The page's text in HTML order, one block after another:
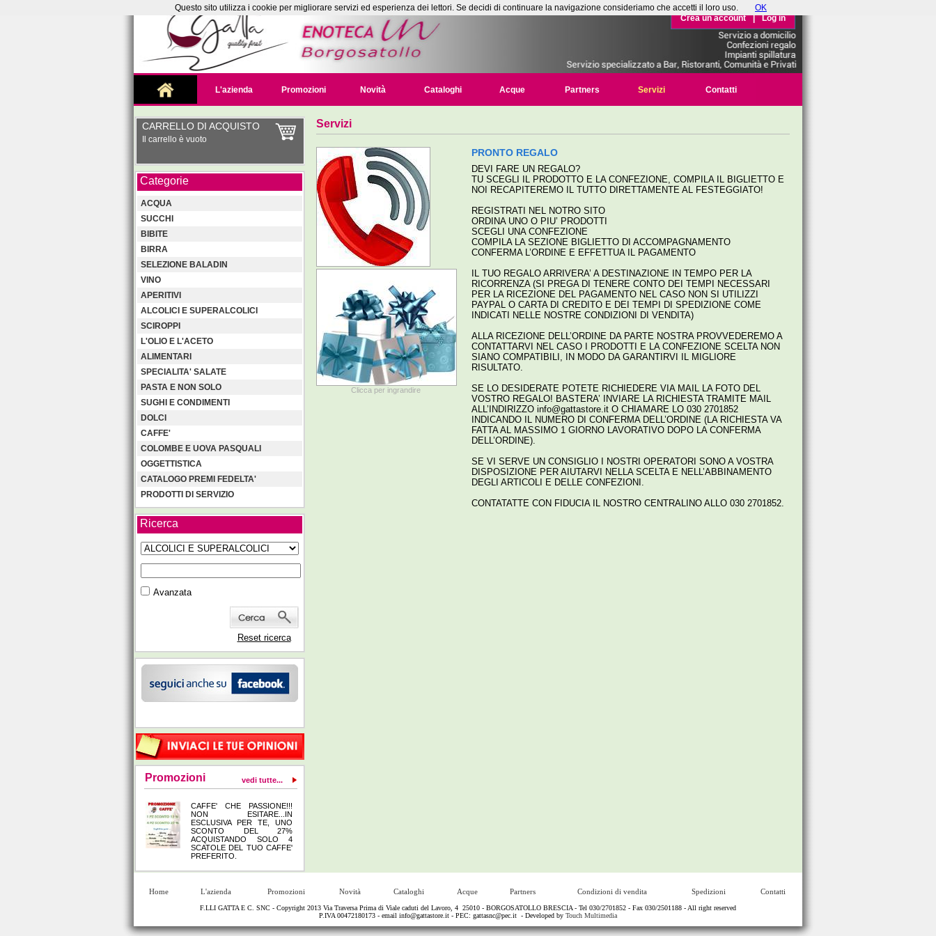
Crea un account | Log in
L'azienda Promozioni Novità Cataloghi Acque Partners Servizi Contatti
CARRELLO DI ACQUISTO
Il carrello è vuoto
Categorie
ACQUA
SUCCHI
BIBITE
BIRRA
SELEZIONE BALADIN
VINO
APERITIVI
ALCOLICI E SUPERALCOLICI
SCIROPPI
L'OLIO E L'ACETO
ALIMENTARI
SPECIALITA' SALATE
PASTA E NON SOLO
SUGHI E CONDIMENTI
DOLCI
CAFFE'
COLOMBE E UOVA PASQUALI
OGGETTISTICA
CATALOGO PREMI FEDELTA'
PRODOTTI DI SERVIZIO
Ricerca
Avanzata
Reset ricerca
Promozioni vedi tutte...
CAFFE' CHE PASSIONE!!!
NON ESITARE...IN
ESCLUSIVA PER TE, UNO
SCONTO DEL 27%
ACQUISTANDO SOLO 4
SCATOLE DEL TUO CAFFE'
PREFERITO.
Servizi
Clicca per ingrandire
PRONTO REGALO
DEVI FARE UN REGALO?
TU SCEGLI IL PRODOTTO E LA CONFEZIONE, COMPILA IL BIGLIETTO E
NOI RECAPITEREMO IL TUTTO DIRETTAMENTE AL FESTEGGIATO!
REGISTRATI NEL NOTRO SITO
ORDINA UNO O PIU’ PRODOTTI
SCEGLI UNA CONFEZIONE
COMPILA LA SEZIONE BIGLIETTO DI ACCOMPAGNAMENTO
CONFERMA L’ORDINE E EFFETTUA IL PAGAMENTO
IL TUO REGALO ARRIVERA’ A DESTINAZIONE IN TEMPO PER LA
RICORRENZA (SI PREGA DI TENERE CONTO DEI TEMPI NECESSARI
PER LA RICEZIONE DEL PAGAMENTO NEL CASO NON SI UTILIZZI
PAYPAL O CARTA DI CREDITO E DEI TEMPI DI SPEDIZIONE COME
INDICATI NELLE NOSTRE CONDIZIONI DI VENDITA)
ALLA RICEZIONE DELL’ORDINE DA PARTE NOSTRA PROVVEDEREMO A
CONTATTARVI NEL CASO I PRODOTTI E LA CONFEZIONE SCELTA NON
SIANO COMPATIBILI, IN MODO DA GARANTIRVI IL MIGLIORE
RISULTATO.
SE LO DESIDERATE POTETE RICHIEDERE VIA MAIL LA FOTO DEL
VOSTRO REGALO! BASTERA’ INVIARE LA RICHIESTA TRAMITE MAIL
ALL’INDIRIZZO info@gattastore.it O CHIAMARE LO 030 2701852
INDICANDO IL NUMERO DI CONFERMA DELL’ORDINE (LA RICHIESTA VA
FATTA AL MASSIMO 1 GIORNO LAVORATIVO DOPO LA CONFERMA
DELL’ORDINE).
SE VI SERVE UN CONSIGLIO I NOSTRI OPERATORI SONO A VOSTRA
DISPOSIZIONE PER AIUTARVI NELLA SCELTA E NELL’ABBINAMENTO
DEGLI ARTICOLI E DELLE CONFEZIONI.
CONTATATTE CON FIDUCIA IL NOSTRO CENTRALINO ALLO 030 2701852.
Home L'azienda Promozioni Novità Cataloghi Acque Partners Condizioni di vendita Spedizioni Contatti
F.LLI GATTA E C. SNC - Copyright 2013 Via Traversa Prima di Viale caduti del Lavoro, 4 25010 - BORGOSATOLLO BRESCIA - Tel 030/2701852 - Fax 030/2501188 - All right reserved
P.IVA 00472180173 - email info@gattastore.it - PEC: gattasnc@pec.it - Developed by Touch Multimedia
Questo sito utilizza i cookie per migliorare servizi ed esperienza dei lettori. Se decidi di continuare la navigazione consideriamo che accetti il loro uso. OK